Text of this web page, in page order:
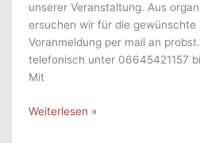
unserer Veranstaltung. Aus
ersuchen wir für die gewünschte
Voranmeldung per mail an
telefonisch unter 06645421157
Mit
Einladung
Weiterlesen »